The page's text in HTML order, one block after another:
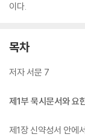
이다.
목차
저자 서문 7
제1부 묵시문서와 요
제1장 신약성서 안에